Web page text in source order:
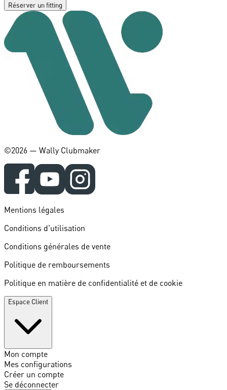
Réserver un fitting
©️2026 — Wally Clubmaker
Mentions légales
Conditions d'utilisation
Conditions générales de vente
Politique de remboursements
Politique en matière de confidentialité et de cookie
Espace Client
Mon compte
Mes configurations
Créer un compte
Se déconnecter